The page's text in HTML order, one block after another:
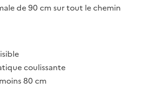
de 90 cm sur tout le chemin
coulissante
80 cm